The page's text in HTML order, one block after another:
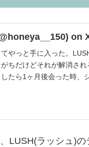
on
やっと手に入った。
ちだけどそれが解消さ
たら1ヶ月後会った時、
LUSH(ラッシュ)